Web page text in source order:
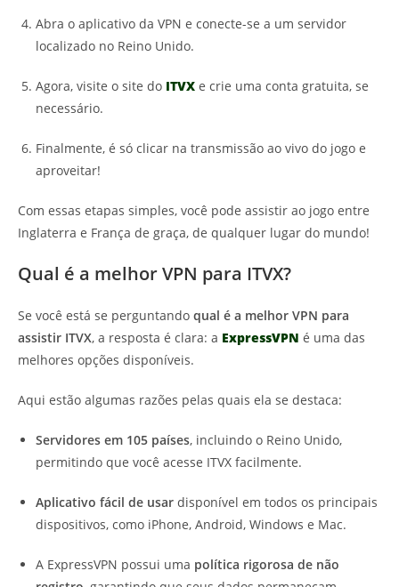
Abra o aplicativo da VPN e conecte-se a um servidor
localizado no Reino Unido.
Agora, visite o site do ITVX e crie uma conta gratuita, se
necessário.
Finalmente, é só clicar na transmissão ao vivo do jogo e
aproveitar!
Com essas etapas simples, você pode assistir ao jogo entre
Inglaterra e França de graça, de qualquer lugar do mundo!
Qual é a melhor VPN para ITVX?
Se você está se perguntando qual é a melhor VPN para
assistir ITVX, a resposta é clara: a ExpressVPN é uma das
melhores opções disponíveis.
Aqui estão algumas razões pelas quais ela se destaca:
Servidores em 105 países, incluindo o Reino Unido,
permitindo que você acesse ITVX facilmente.
Aplicativo fácil de usar disponível em todos os principais
dispositivos, como iPhone, Android, Windows e Mac.
A ExpressVPN possui uma política rigorosa de não